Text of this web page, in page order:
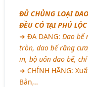
ĐỦ CHỦNG LOẠI
ĐỀU CÓ TẠI PHÚ
➜ ĐA DẠNG:Dao bế
tròn, dao bế răng
in, bộ uốn dao bế, chỉ
➜ CHÍNH HÃNG:
Bản,..